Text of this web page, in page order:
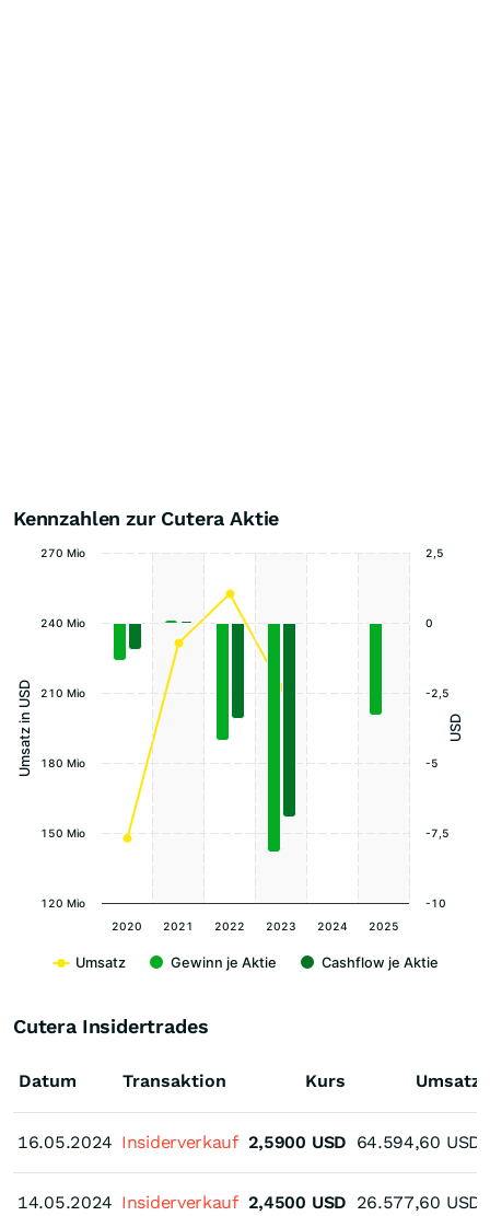
Kennzahlen zur Cutera Aktie
Umsatz in USD USD
Umsatz Gewinn je Aktie Cashflow je Aktie
2020 2021 2022 2023 2024 2025
120 Mio
150 Mio
180 Mio
210 Mio
240 Mio
270 Mio
-10
-7,5
-5
-2,5
0
2,5
Cutera Insidertrades
Datum
16.05.2024
14.05.2024
Transaktion Kurs Umsatz
16.05.2024 Insiderverkauf 2,5900 USD 64.594,60 USD
14.05.2024 Insiderverkauf 2,4500 USD 26.577,60 USD